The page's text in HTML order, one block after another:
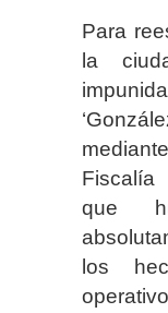
Para
la
que
los